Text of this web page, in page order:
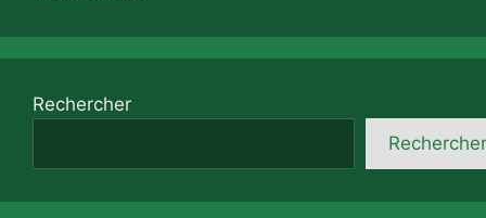
Rechercher
Rechercher